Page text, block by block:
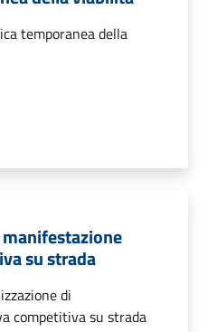
temporanea della
su strada
di
competitiva su strada